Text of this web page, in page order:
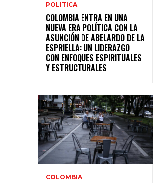
POLITICA
COLOMBIA ENTRA EN UNA
NUEVA ERA POLÍTICA CON LA
ASUNCIÓN DE ABELARDO DE LA
ESPRIELLA: UN LIDERAZGO
CON ENFOQUES ESPIRITUALES
Y ESTRUCTURALES
COLOMBIA